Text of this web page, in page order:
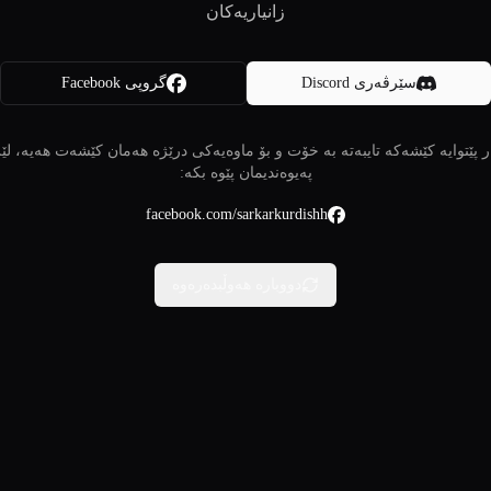
زانیاریەکان
سێرڤەری Discord گروپی Facebook
پێتوایە کێشەکە تایبەتە بە خۆت و بۆ ماوەیەکی درێژە هەمان کێشەت هەیە،
پەیوەندیمان پێوە بکە:
facebook.com/sarkarkurdishh